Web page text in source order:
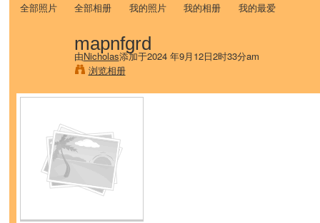
全部照片 全部相册 我的照片 我的相册 我的最爱
mapnfgrd
由Nicholas添加于2024 年9月12日2时33分am
浏览相册